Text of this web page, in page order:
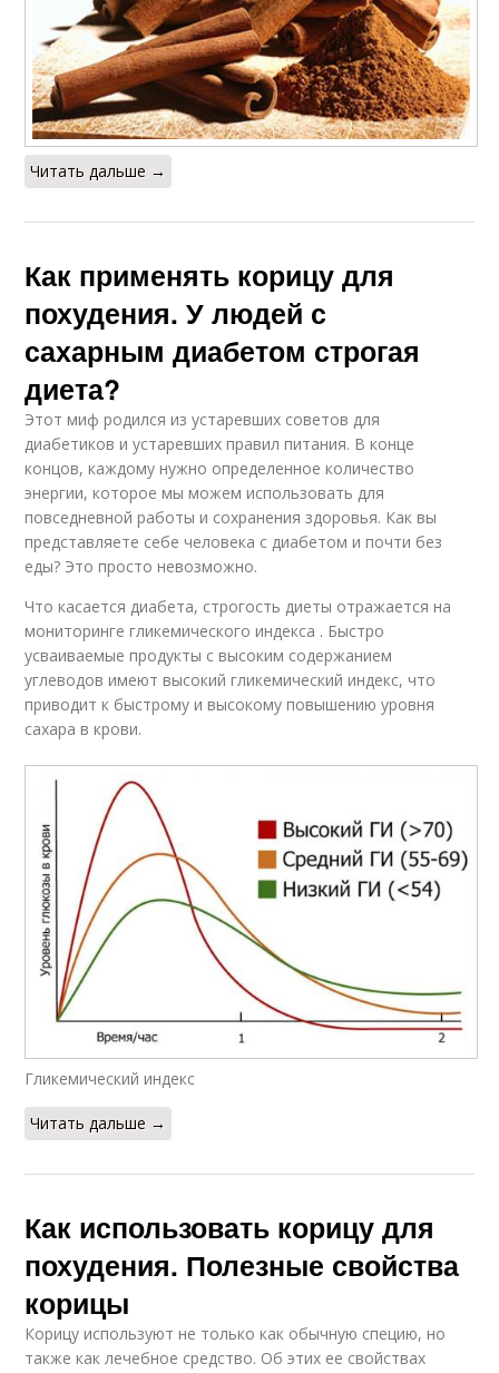
Читать дальше →
Как применять корицу для
похудения. У людей с
сахарным диабетом строгая
диета?
Этот миф родился из устаревших советов для
диабетиков и устаревших правил питания. В конце
концов, каждому нужно определенное количество
энергии, которое мы можем использовать для
повседневной работы и сохранения здоровья. Как вы
представляете себе человека с диабетом и почти без
еды? Это просто невозможно.
Что касается диабета, строгость диеты отражается на
мониторинге гликемического индекса . Быстро
усваиваемые продукты с высоким содержанием
углеводов имеют высокий гликемический индекс, что
приводит к быстрому и высокому повышению уровня
сахара в крови.
Гликемический индекс
Читать дальше →
Как использовать корицу для
похудения. Полезные свойства
корицы
Корицу используют не только как обычную специю, но
также как лечебное средство. Об этих ее свойствах